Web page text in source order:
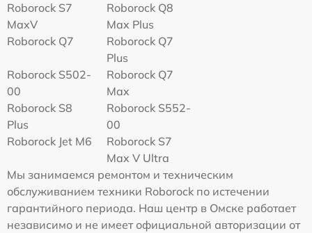
Roborock S7
MaxV
Roborock Q8
Max Plus
Roborock Q7
Roborock Q7
Plus
Roborock S502-
00
Roborock Q7
Max
Roborock S8
Plus
Roborock S552-
00
Roborock Jet M6
Roborock S7
Max V Ultra
Мы занимаемся ремонтом и техническим
обслуживанием техники Roborock по истечении
гарантийного периода. Наш центр в Омске работает
независимо и не имеет официальной авторизации от